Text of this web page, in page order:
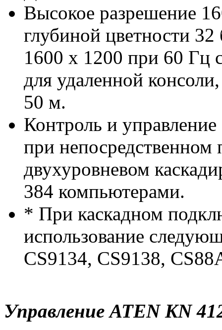
Высокое разрешение
глубиной цветности
1600 x 1200 при 60 Гц
для удаленной
50 м.
Контроль и
при
двухуровневом
384 компьютерами.
* При каскадном
использование
CS9134, CS9138,
Управление ATEN KN